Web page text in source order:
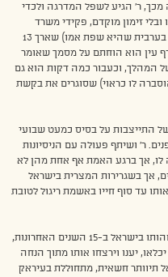
מכך, ר’ הגיע לשפל המדרגה ולכדי
אשרתו ובלי זימון מוקדם, פקידי משרד
הפנים ערכו לו ריאיון קצר (אגב, בעברית, ולא בערבית שהיא שפת אמו) שארך 13
עין הוא הוחתם על מסמך שאומר
המהלך, וכעבור כמה דקות הוא גם
לו כראוי) שסוגרים את בקשת
התייצבות על בסיס כמעט שבועי
ר’ ושיתף פעולה עם הניסיונות
לו, אך ברגע האמת אף אחת מהן לא
אך בשגרירות המצרית בישראל
עד סוף חייו באשמת ריגול לטובת
אם ר’ יוחזר לעיראק, אין לו דרך להסביר את שהותו בישראל ב-15 השנים האחרונות,
יענו וירצחו אותו מתוך הנחה
תיוותר חשאית, מתחוללת בעיראק